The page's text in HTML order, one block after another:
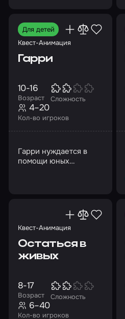
Для детей
Квест-Анимация
Гарри
Возраст
10-16
Сложность
Кол-во игроков
4–20
Гарри нуждается в
помощи юных
Квест-Анимация
Остаться в
живых
Возраст
8-17
Сложность
Кол-во игроков
6–40